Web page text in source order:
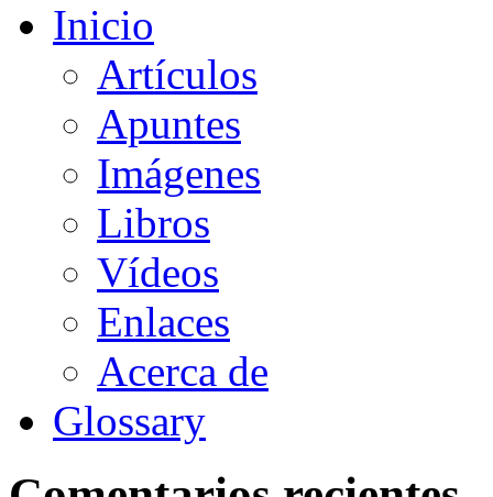
Inicio
Artículos
Apuntes
Imágenes
Libros
Vídeos
Enlaces
Acerca de
Glossary